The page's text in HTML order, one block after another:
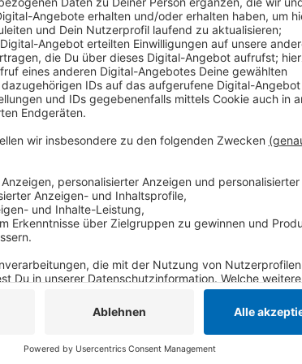
Eine Frau musste von der Feuerwehr aus ihrem
zweiten Fahrzeugs wurden in ein Krankenhaus
schwer verletzt. Der Dießemer Bruch musste für
Polizei hat die Ermittlungen zur Unfallursache
Anzeige